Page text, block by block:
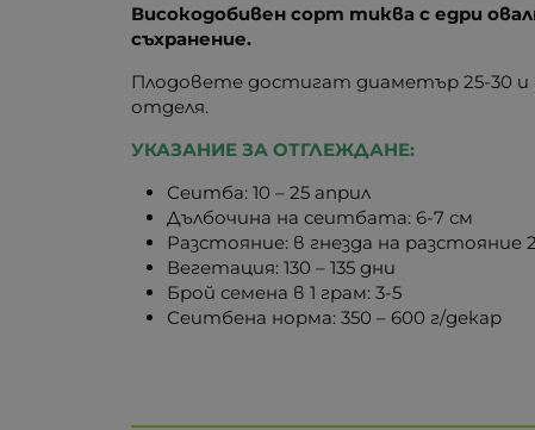
Високодобивен сорт тиква с едри
съхранение.
Плодовете достигат диаметър 25-30 и
отделя.
УКАЗАНИЕ ЗА ОТГЛЕЖДАНЕ:
Сеитба: 10 – 25 април
Дълбочина на сеитбата: 6-7 см
Разстояние: в гнезда на разстояние
Вегетация: 130 – 135 дни
Брой семена в 1 грам: 3-5
Сеитбена норма: 350 – 600 г/декар